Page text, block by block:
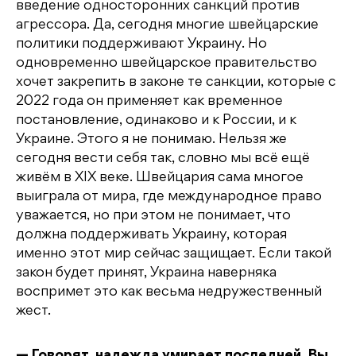
введение односторонних санкций против
агрессора. Да, сегодня многие швейцарские
политики поддерживают Украину. Но
одновременно швейцарское правительство
хочет закрепить в законе те санкции, которые с
2022 года он применяет как временное
постановление, одинаково и к России, и к
Украине. Этого я не понимаю. Нельзя же
сегодня вести себя так, словно мы всё ещё
живём в XIX веке. Швейцария сама многое
выиграла от мира, где международное право
уважается, но при этом не понимает, что
должна поддерживать Украину, которая
именно этот мир сейчас защищает. Если такой
закон будет принят, Украина наверняка
воспримет это как весьма недружественный
жест.